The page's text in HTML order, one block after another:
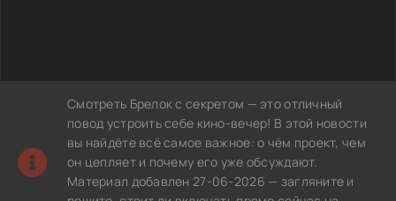
Смотреть Брелок с секретом — это отличный
повод устроить себе кино-вечер! В этой новости
вы найдёте всё самое важное: о чём проект, чем
он цепляет и почему его уже обсуждают.
Материал добавлен 27-06-2026 — загляните и